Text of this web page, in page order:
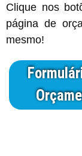
Clique nos
página de
mesmo!